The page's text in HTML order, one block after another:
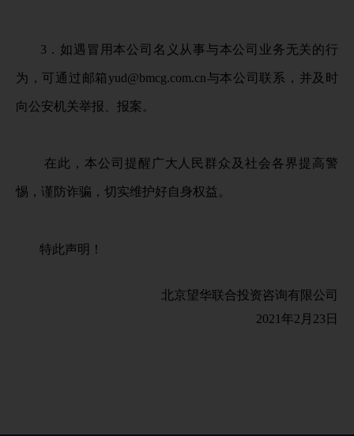
3．如遇冒用本公司名义从事与本公司业务无关的行
为，可通过邮箱yud@bmcg.com.cn与本公司联系，并及时
向公安机关举报、报案。
在此，本公司提醒广大人民群众及社会各界提高警
惕，谨防诈骗，切实维护好自身权益。
特此声明！
北京望华联合投资咨询有限公司
2021年2月23日